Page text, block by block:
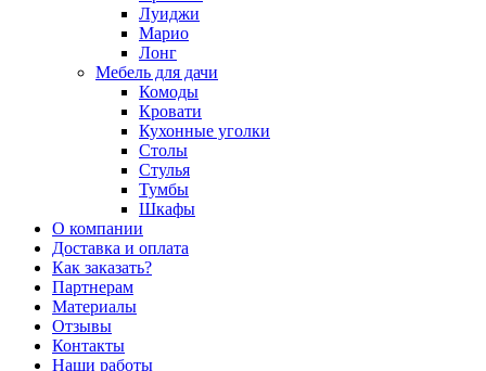
Луиджи
Марио
Лонг
Мебель для дачи
Комоды
Кровати
Кухонные уголки
Столы
Стулья
Тумбы
Шкафы
О компании
Доставка и оплата
Как заказать?
Партнерам
Материалы
Отзывы
Контакты
Наши работы